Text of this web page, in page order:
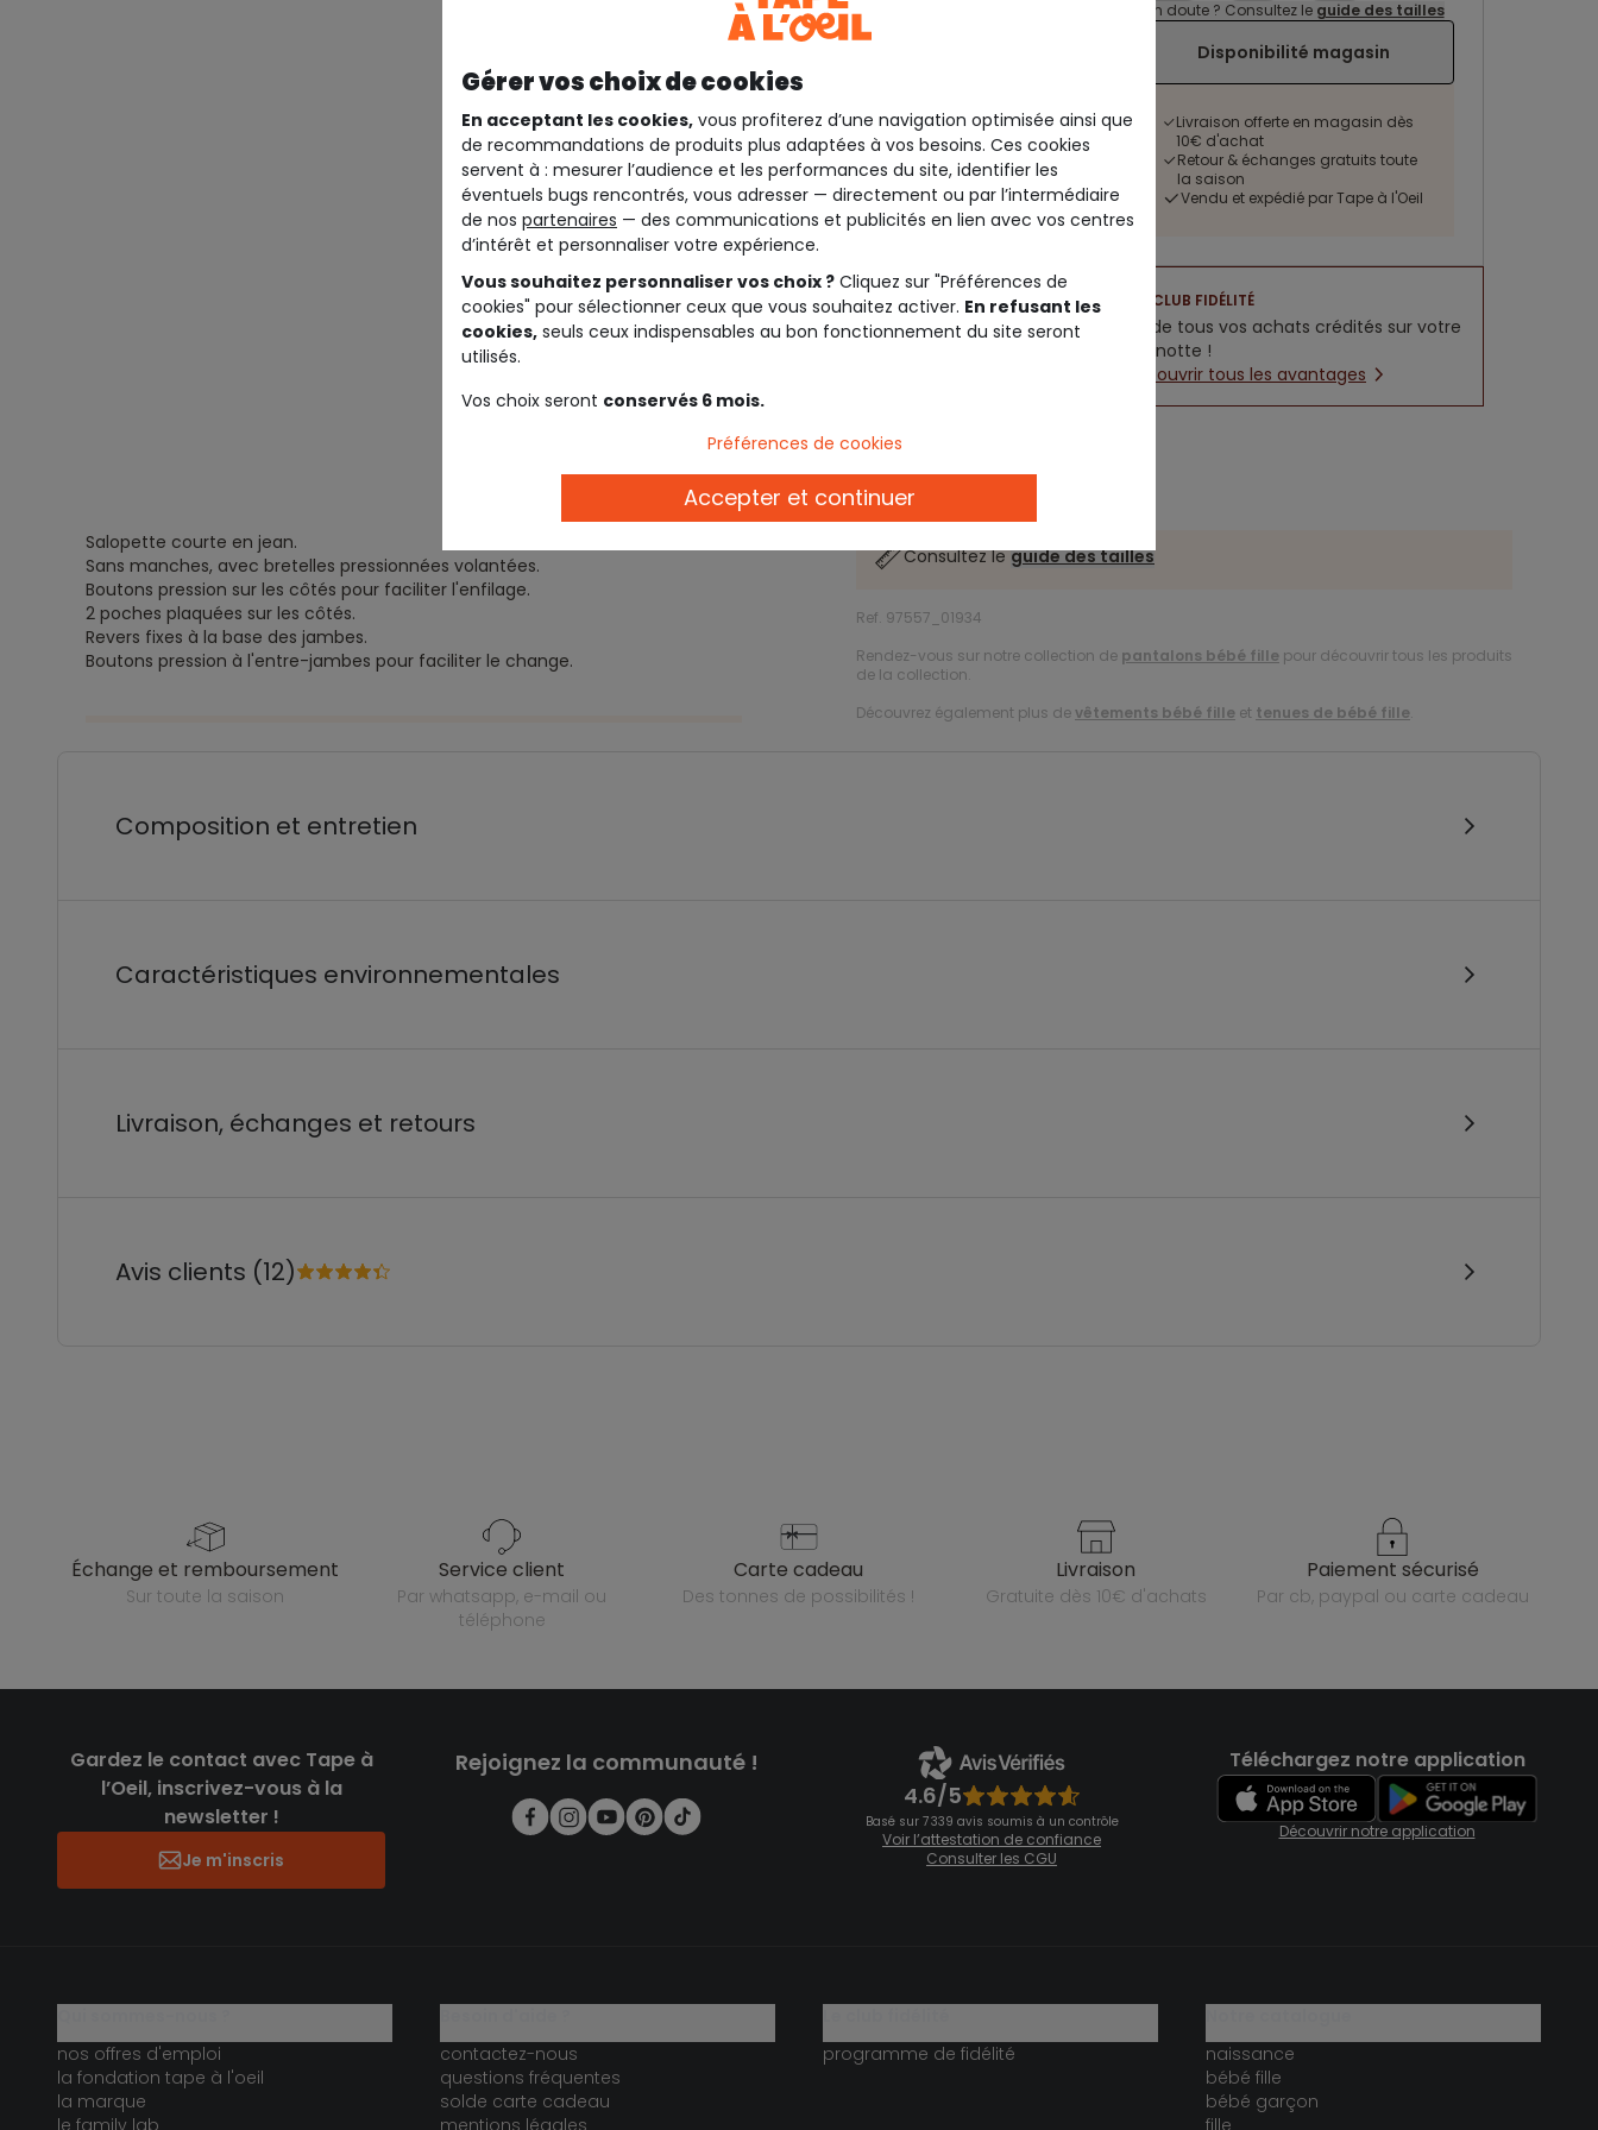
Un doute ? Consultez le guide des tailles
Disponibilité magasin
Livraison offerte en magasin dès
10€ d'achat
Retour & échanges gratuits toute
la saison
Vendu et expédié par Tape à l'Oeil
CLUB FIDÉLITÉ
5% de tous vos achats crédités sur votre
cagnotte !
Découvrir tous les avantages
Description
Salopette courte en jean.
Sans manches, avec bretelles pressionnées volantées.
Boutons pression sur les côtés pour faciliter l'enfilage.
2 poches plaquées sur les côtés.
Revers fixes à la base des jambes.
Boutons pression à l'entre-jambes pour faciliter le change.
Consultez leguide des tailles
Ref. 97557_01934
Rendez-vous sur notre collection de pantalons bébé fille pour découvrir tous les produits
de la collection.
Découvrez également plus devêtements bébé fille et tenues de bébé fille.
Composition et entretien
Caractéristiques environnementales
Livraison, échanges et retours
Avis clients (12)
échange et remboursement
sur toute la saison
service client
par whatsapp, e-mail ou
téléphone
carte cadeau
des tonnes de possibilités !
livraison
gratuite dès 10€ d'achats
paiement sécurisé
par cb, paypal ou carte cadeau
Gardez le contact avec Tape à
l’Oeil, inscrivez-vous à la
newsletter !
Je m'inscris
Rejoignez la communauté !
4.6/5
Basé sur 7 339 avis soumis à un contrôle
Voir l’attestation de confiance
Consulter les CGU
Téléchargez notre application
Découvrir notre application
nos offres d'emploi
la fondation tape à l'oeil
la marque
le family lab
contactez-nous
questions fréquentes
solde carte cadeau
mentions légales
programme de fidélité
naissance
bébé fille
bébé garçon
fille
Gérer vos choix de cookies
En acceptant les cookies, vous profiterez d’une navigation optimisée ainsi que
de recommandations de produits plus adaptées à vos besoins. Ces cookies
servent à : mesurer l’audience et les performances du site, identifier les
éventuels bugs rencontrés, vous adresser — directement ou par l’intermédiaire
de nos partenaires — des communications et publicités en lien avec vos centres
d’intérêt et personnaliser votre expérience.
Vous souhaitez personnaliser vos choix ? Cliquez sur "Préférences de
cookies" pour sélectionner ceux que vous souhaitez activer. En refusant les
cookies, seuls ceux indispensables au bon fonctionnement du site seront
utilisés.
Vos choix seront conservés 6 mois.
Préférences de cookies
Accepter et continuer